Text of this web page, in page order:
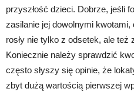
przyszłość dzieci. Dobrze, jeśli
zasilanie jej dowolnymi
rosły nie tylko z odsetek, ale
Koniecznie należy sprawdzić
często słyszy się opinie, że
zbyt dużą wartością pierwszej